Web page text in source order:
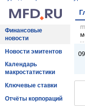
Финансовые
новости
Новости эмитентов
Календарь
макростатистики
Ключевые ставки
Отчёты корпораций